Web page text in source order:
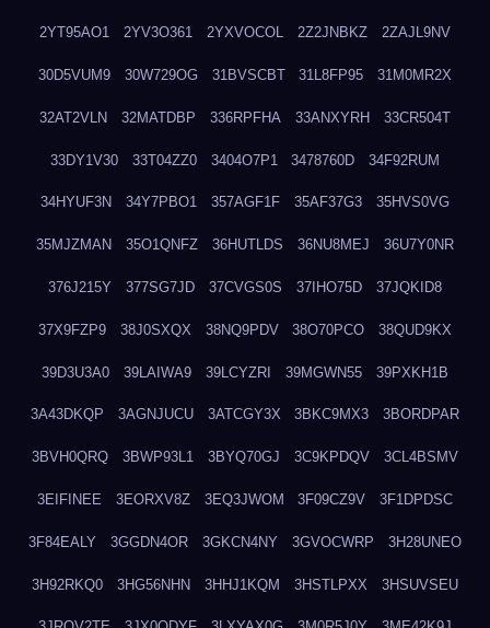
2YT95AO1 2YV3O361 2YXVOCOL 2Z2JNBKZ 2ZAJL9NV
30D5VUM9 30W729OG 31BVSCBT 31L8FP95 31M0MR2X
32AT2VLN 32MATDBP 336RPFHA 33ANXYRH 33CR504T
33DY1V30 33T04ZZ0 3404O7P1 3478760D 34F92RUM
34HYUF3N 34Y7PBO1 357AGF1F 35AF37G3 35HVS0VG
35MJZMAN 35O1QNFZ 36HUTLDS 36NU8MEJ 36U7Y0NR
376J215Y 377SG7JD 37CVGS0S 37IHO75D 37JQKID8
37X9FZP9 38J0SXQX 38NQ9PDV 38O70PCO 38QUD9KX
39D3U3A0 39LAIWA9 39LCYZRI 39MGWN55 39PXKH1B
3A43DKQP 3AGNJUCU 3ATCGY3X 3BKC9MX3 3BORDPAR
3BVH0QRQ 3BWP93L1 3BYQ70GJ 3C9KPDQV 3CL4BSMV
3EIFINEE 3EORXV8Z 3EQ3JWOM 3F09CZ9V 3F1DPDSC
3F84EALY 3GGDN4OR 3GKCN4NY 3GVOCWRP 3H28UNEO
3H92RKQ0 3HG56NHN 3HHJ1KQM 3HSTLPXX 3HSUVSEU